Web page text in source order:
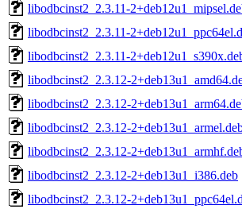
libodbcinst2_2.3.11-
libodbcinst2_2.3.11-
libodbcinst2_2.3.11-
libodbcinst2_2.3.12-
libodbcinst2_2.3.12-
libodbcinst2_2.3.12-
libodbcinst2_2.3.12-
libodbcinst2_2.3.12-2+deb13u1_i386.deb
libodbcinst2_2.3.12-